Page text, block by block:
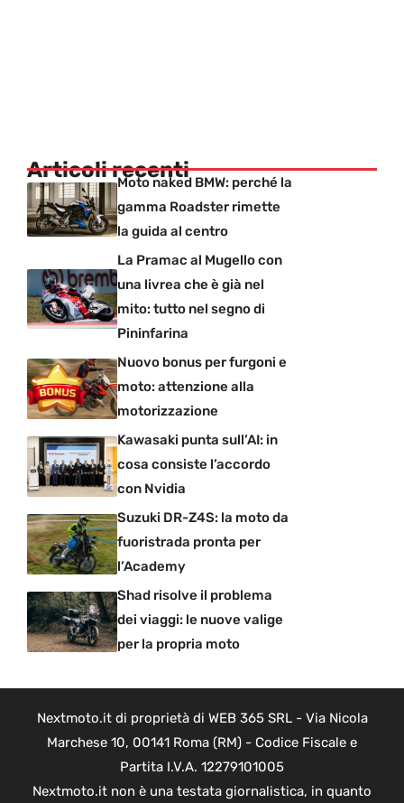
Articoli recentiMoto naked BMW: perché la
gamma Roadster rimette
la guida al centro
La Pramac al Mugello con
una livrea che è già nel
mito: tutto nel segno di
Pininfarina
Nuovo bonus per furgoni e
moto: attenzione alla
motorizzazione
Kawasaki punta sull’AI: in
cosa consiste l’accordo
con Nvidia
Suzuki DR-Z4S: la moto da
fuoristrada pronta per
l’Academy
Shad risolve il problema
dei viaggi: le nuove valige
per la propria moto
Nextmoto.it di proprietà di WEB 365 SRL - Via Nicola
Marchese 10, 00141 Roma (RM) - Codice Fiscale e
Partita I.V.A. 12279101005
Nextmoto.it non è una testata giornalistica, in quanto